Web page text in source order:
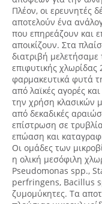
Πλέον, οι ερευνητές
αποτελούν ένα
που επηρεάζουν και
αποικίζουν. Στα
διατριβή μελετήσαμε
επιφυτικής
φαρμακευτικά φυτά
από λαϊκές αγορές
την χρήση κλασικών
από δεκαδικές
επίστρωση σε
επώαση και
Οι ομάδες των
η ολική μεσόφιλη
Pseudomonas spp.,
perfringens, Bacillus
ζυμομύκητες. Τα